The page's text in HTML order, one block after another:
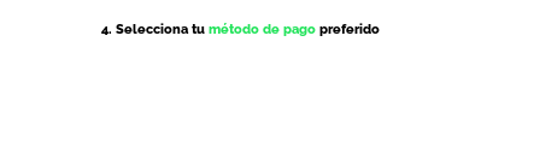
4. Selecciona tu método de pago preferido